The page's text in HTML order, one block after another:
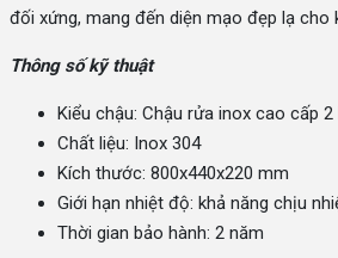
đối xứng, mang đến diện mạo đẹp lạ cho
Thông số kỹ thuật
Kiểu chậu: Chậu rửa inox cao cấp 2
Chất liệu: Inox 304
Kích thước: 800x440x220 mm
Giới hạn nhiệt độ: khả năng chịu
Thời gian bảo hành: 2 năm